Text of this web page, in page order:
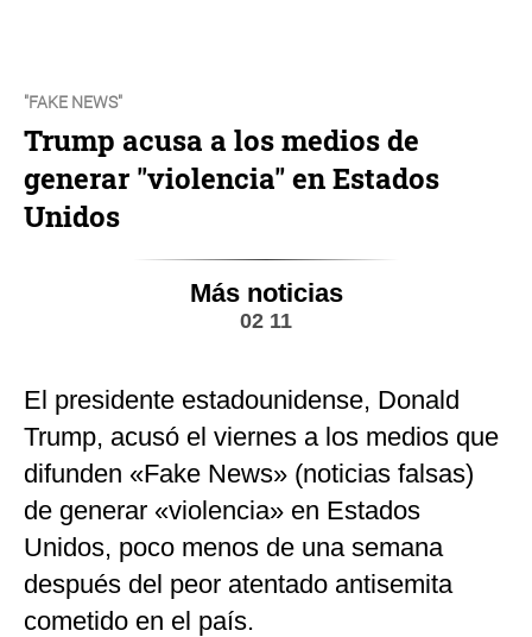
"FAKE NEWS"
Trump acusa a los medios de
generar "violencia" en Estados
Unidos
Más noticias
02 11
El presidente estadounidense, Donald
Trump, acusó el viernes a los medios que
difunden «Fake News» (noticias falsas)
de generar «violencia» en Estados
Unidos, poco menos de una semana
después del peor atentado antisemita
cometido en el país.